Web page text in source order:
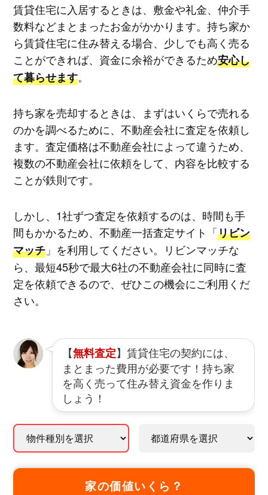
賃貸住宅に入居するときは、敷金や礼金、仲介手
数料などまとまったお金がかかります。持ち家か
ら賃貸住宅に住み替える場合、少しでも高く売る
ことができれば、資金に余裕ができるため安心し
て暮らせます。
持ち家を売却するときは、まずはいくらで売れる
のかを調べるために、不動産会社に査定を依頼し
ます。査定価格は不動産会社によって違うため、
複数の不動産会社に依頼をして、内容を比較する
ことが鉄則です。
しかし、1社ずつ査定を依頼するのは、時間も手
間もかかるため、不動産一括査定サイト「リビン
マッチ」を利用してください。リビンマッチな
ら、最短45秒で最大6社の不動産会社に同時に査
定を依頼できるので、ぜひこの機会にご利用くだ
さい。
【無料査定】賃貸住宅の契約には、
まとまった費用が必要です！持ち家
を高く売って住み替え資金を作りま
しょう！
家の価値いくら？